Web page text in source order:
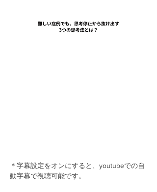
＊字幕設定をオンにすると、youtubeでの自
動字幕で視聴可能です。